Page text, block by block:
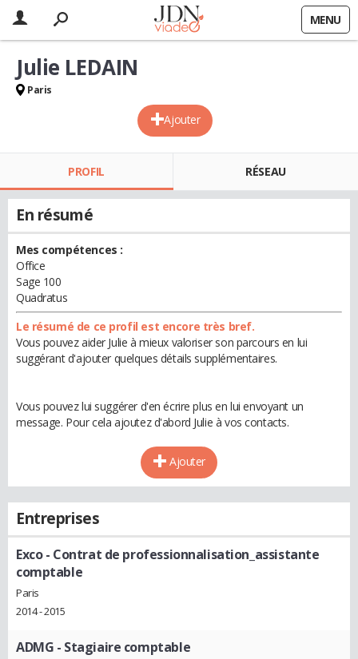
MENU
Ajouter
Julie LEDAIN
Paris
PROFIL RÉSEAU
En résumé
Mes compétences :
Office
Sage 100
Quadratus
Le résumé de ce profil est encore très bref.
Vous pouvez aider Julie à mieux valoriser son parcours en lui
suggérant d'ajouter quelques détails supplémentaires.
Vous pouvez lui suggérer d'en écrire plus en lui envoyant un
message. Pour cela ajoutez d'abord Julie à vos contacts.
Ajouter
Entreprises
Exco- Contrat de professionnalisation_assistante
comptable
Paris
2014 - 2015
ADMG - Stagiaire comptable